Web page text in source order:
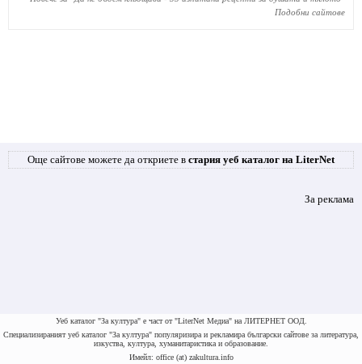
Подобни сайтове
Още сайтове можете да откриете в стария уеб каталог на LiterNet
За реклама
Уеб каталог "За култура" е част от "LiterNet Медиа" на ЛИТЕРНЕТ ООД.
Специализираният уеб каталог "За култура" популяризира и рекламира български сайтове за литература,
изкуства, култура, хуманитаристика и образование.
Имейл: office (at) zakultura.info